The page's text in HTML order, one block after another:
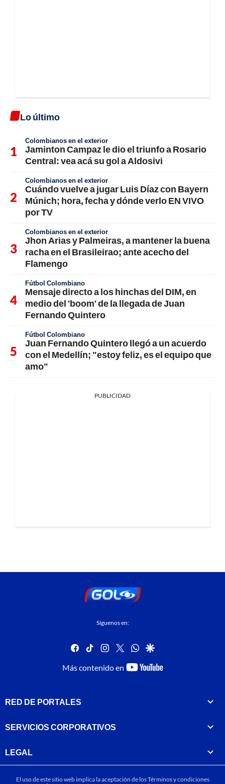
Lo último
Colombianos en el exterior
Jaminton Campaz le dio el triunfo a Rosario
Central: vea acá su gol a Aldosivi
Colombianos en el exterior
Cuándo vuelve a jugar Luis Díaz con Bayern
Múnich; hora, fecha y dónde verlo EN VIVO
por TV
Colombianos en el exterior
Jhon Arias y Palmeiras, a mantener la buena
racha en el Brasileirao; ante acecho del
Flamengo
Fútbol Colombiano
Mensaje directo a los hinchas del DIM, en
medio del 'boom' de la llegada de Juan
Fernando Quintero
Fútbol Colombiano
Juan Fernando Quintero llegó a un acuerdo
con el Medellín; "estoy feliz, es el equipo que
amo"
PUBLICIDAD
Síguenos en:
facebook
tiktok instagram
twitterwhatsapp
google
Más contenido en
youtube-
RED DE PORTALES
SERVICIOS CORPORATIVOS
LEGAL
El uso de este sitio web implica la aceptación de losTérminos y condiciones